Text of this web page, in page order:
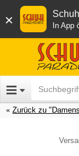
× In App
Zurück zu